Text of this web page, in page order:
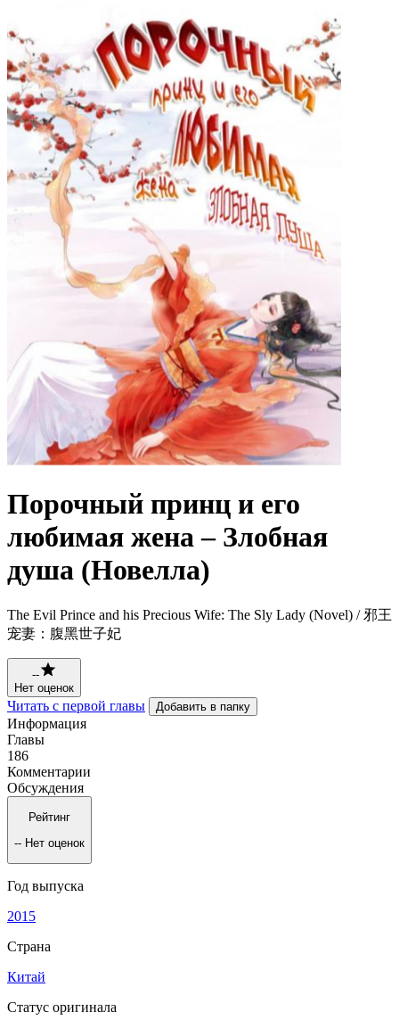
Порочный принц и его
любимая жена – Злобная
душа (Новелла)
The Evil Prince and his Precious Wife: The Sly Lady (Novel) / 邪王
宠妻：腹黑世子妃
--
Нет оценок
Читать с первой главы Добавить в папку
Информация
Главы
186
Комментарии
Обсуждения
Рейтинг
-- Нет оценок
Год выпуска
2015
Страна
Китай
Статус оригинала